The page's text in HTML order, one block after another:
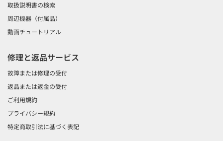
取扱説明書の検索
周辺機器（付属品）
動画チュートリアル
修理と返品サービス
故障または修理の受付
返品または返金の受付
ご利用規約
プライバシー規約
特定商取引法に基づく表記